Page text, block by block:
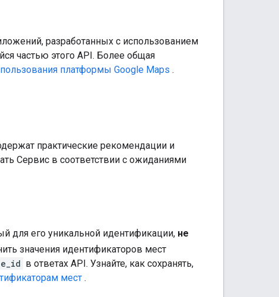
разработанных с использованием
частью этого API. Более общая
платформы Google Maps .
практические рекомендации и
Сервис в соответствии с ожиданиями
для его уникальной идентификации, не
значения идентификаторов мест
в ответах API. Узнайте, как сохранять,
мест .